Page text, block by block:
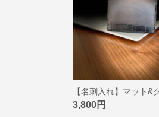
【名刺入れ】マット&
3,800円